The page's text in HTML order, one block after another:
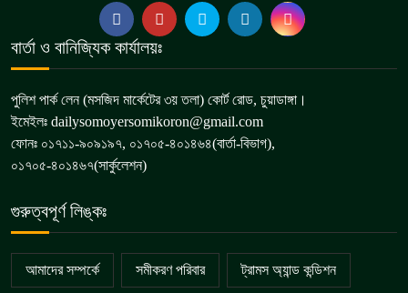
বার্তা ও বানিজ্যিক কার্যালয়ঃ
পুলিশ পার্ক লেন (মসজিদ মার্কেটের ৩য় তলা) কোর্ট রোড, চুয়াডাঙ্গা।
ইমেইলঃ dailysomoyersomikoron@gmail.com
ফোনঃ ০১৭১১-৯০৯১৯৭, ০১৭০৫-৪০১৪৬৪(বার্তা-বিভাগ),
০১৭০৫-৪০১৪৬৭(সার্কুলেশন)
গুরুত্বপূর্ণ লিঙ্কঃ
আমাদের সম্পর্কে সমীকরণ পরিবার ট্রামস অ্যান্ড কন্ডিশন